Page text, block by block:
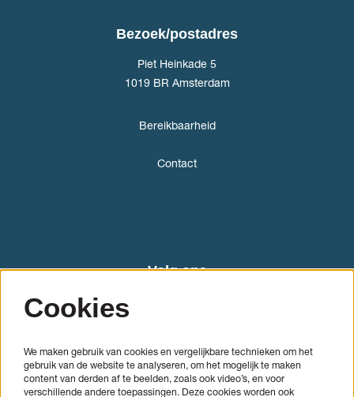
Bezoek/postadres
Piet Heinkade 5
1019 BR Amsterdam
Bereikbaarheid
Contact
Volg ons
Cookies
We maken gebruik van cookies en vergelijkbare technieken om het
gebruik van de website te analyseren, om het mogelijk te maken
content van derden af te beelden, zoals ook video’s, en voor
verschillende andere toepassingen. Deze cookies worden ook